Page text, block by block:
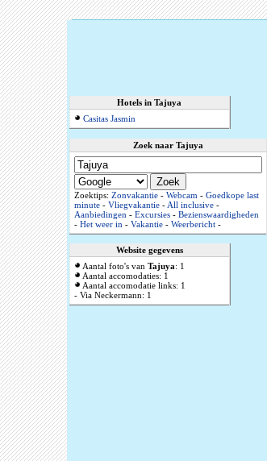
Hotels in Tajuya
Casitas Jasmin
Zoek naar Tajuya
Zoektips: Zonvakantie- Webcam- Goedkope last
minute- Vliegvakantie-All inclusive-
Aanbiedingen- Excursies- Bezienswaardigheden
- Het weer in- Vakantie- Weerbericht-
Website gegevens
Aantal foto's van Tajuya: 1
Aantal accomodaties: 1
Aantal accomodatie links: 1
- Via Neckermann: 1